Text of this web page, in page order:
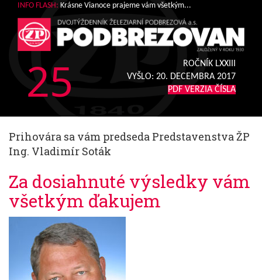
INFO FLASH: Krásne Vianoce prajeme vám všetkým...
25
ROČNÍK LXXIII
VYŠLO: 20. DECEMBRA 2017
PDF VERZIA ČÍSLA
Prihovára sa vám predseda Predstavenstva ŽP
Ing. Vladimír Soták
Za dosiahnuté výsledky vám
všetkým ďakujem